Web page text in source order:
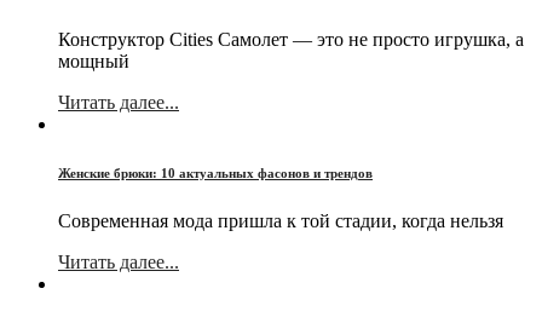
Конструктор Cities Самолет — это не просто игрушка, а
мощный
Читать далее...
Женские брюки: 10 актуальных фасонов и трендов
Современная мода пришла к той стадии, когда нельзя
Читать далее...